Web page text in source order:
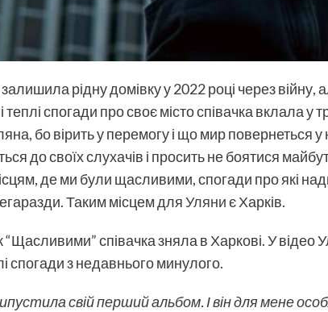
рідну домівку у 2022 році через
спогади про своє місто співачка вклала
бо вірить у перемогу і що мир повернеться
до своїх слухачів і просить не боятися
де ми були щасливими, спогади про які
Таким місцем дляУляниє Харків.
співачка зняла в Харкові. У відео
спогади з недавнього минулого.
свій перший альбом. І він для мене